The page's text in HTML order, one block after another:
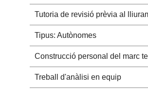
Tutoria de revisió prèvia al
Tipus: Autònomes
Construcció personal del marc
Treball d'anàlisi en equip